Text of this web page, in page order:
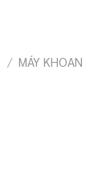
/ MÁY KHOAN